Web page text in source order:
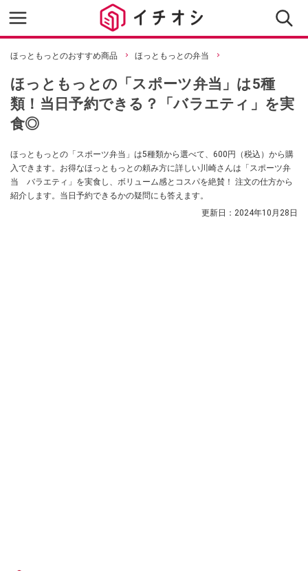
ほっともっとのおすすめ商品 ほっともっとの弁当
ほっともっとの「スポーツ弁当」は5種
類！当日予約できる？「バラエティ」を実
食◎
ほっともっとの「スポーツ弁当」は5種類から選べて、600円（税込）から購
入できます。お得なほっともっとの頼み方に詳しい川崎さんは「スポーツ弁
当 バラエティ」を実食し、ボリューム感とコスパを絶賛！ 注文の仕方から
紹介します。当日予約できるかの疑問にも答えます。
更新日： 2024年10月28日